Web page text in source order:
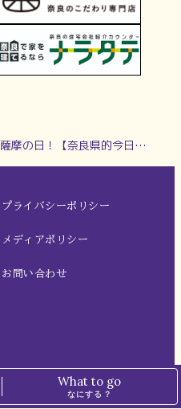
日！【奈良県的今日は何の日？】
What to go
なにする？
プライバシーポリシー
メディアポリシー
お問い合わせ
イト広告を掲載しています。